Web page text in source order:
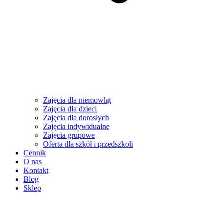
Zajęcia dla niemowląt
Zajęcia dla dzieci
Zajęcia dla dorosłych
Zajęcia indywidualne
Zajęcia grupowe
Oferta dla szkół i przedszkoli
Cennik
O nas
Kontakt
Blog
Sklep